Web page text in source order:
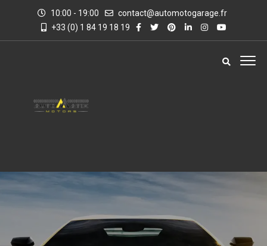
10:00 - 19:00
contact@automotogarage.fr
+33 (0) 1 84 19 18 19